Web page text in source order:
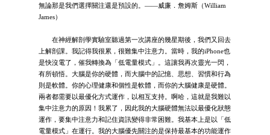
無論那是我們選擇關注還是預設的。——威廉．詹姆斯（William
James）
在神經解剖學實驗室聽過第一次講座的幾星期後，我們又回去
上解剖課。我記得我很累，很難集中注意力。當時，我的iPhone也
是快沒電了，催我轉換為「低電量模式」。這讓我再次靈光一閃，
有所頓悟。大腦是你的硬體，而大腦中的記憶、思想、習慣和行為
則是軟體。你的心理健康和個性是軟體，而你的大腦健康是硬體。
兩者都需要以最優化方式運作，以相互支持。啊哈，這就是我難以
集中注意力的原因！我累了，因此我的大腦硬體無法以最優化狀態
運作，要集中注意力和記住資訊變得非常困難。我基本上是以「低
電量模式」在運行。我的大腦優先關注的是保持最基本的功能運作